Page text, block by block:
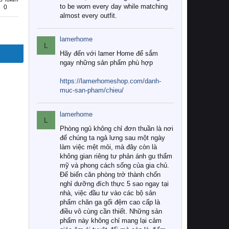
0
to be worn every day while matching
almost every outfit.
L
lamerhome
Hãy đến với lamer Home để sắm
ngay những sản phẩm phù hợp
https://lamerhomeshop.com/danh-
muc-san-pham/chieu/
L
lamerhome
Phòng ngủ không chỉ đơn thuần là nơi
để chúng ta ngả lưng sau một ngày
làm việc mệt mỏi, mà đây còn là
không gian riêng tư phản ánh gu thẩm
mỹ và phong cách sống của gia chủ.
Để biến căn phòng trở thành chốn
nghỉ dưỡng đích thực 5 sao ngay tại
nhà, việc đầu tư vào các bộ sản
phẩm chăn ga gối đệm cao cấp là
điều vô cùng cần thiết. Những sản
phẩm này không chỉ mang lại cảm